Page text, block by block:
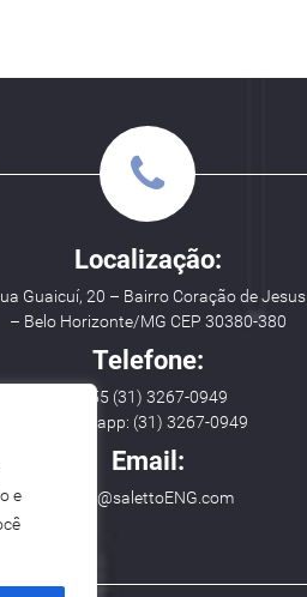
e
Localização:
Guaicuí, 20 – Bairro Coração de Jesus
– Belo Horizonte/MG CEP 30380-380
Telefone:
++ 55 (31) 3267-0949
Whatsapp: (31) 3267-0949
Email:
hello@salettoENG.com